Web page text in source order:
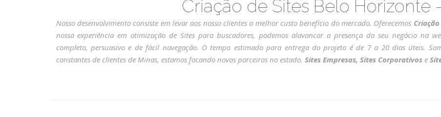
Criação de Sites Belo Horizonte
Nosso desenvolvimento consiste em levar aos nosso clientes o melhor custo benefício do mercado. Oferecemos
nossa experiência em otimização de Sites para buscadores, podemos alavancar a presença do seu negócio na
completo, persuasivo e de fácil navegação. O tempo estimado para entrega do projeto é de 7 a 20 dias úteis.
constantes de clientes de Minas, estamos focando novos parceiros no estado. Sites Empresas, Sites Corporativos e